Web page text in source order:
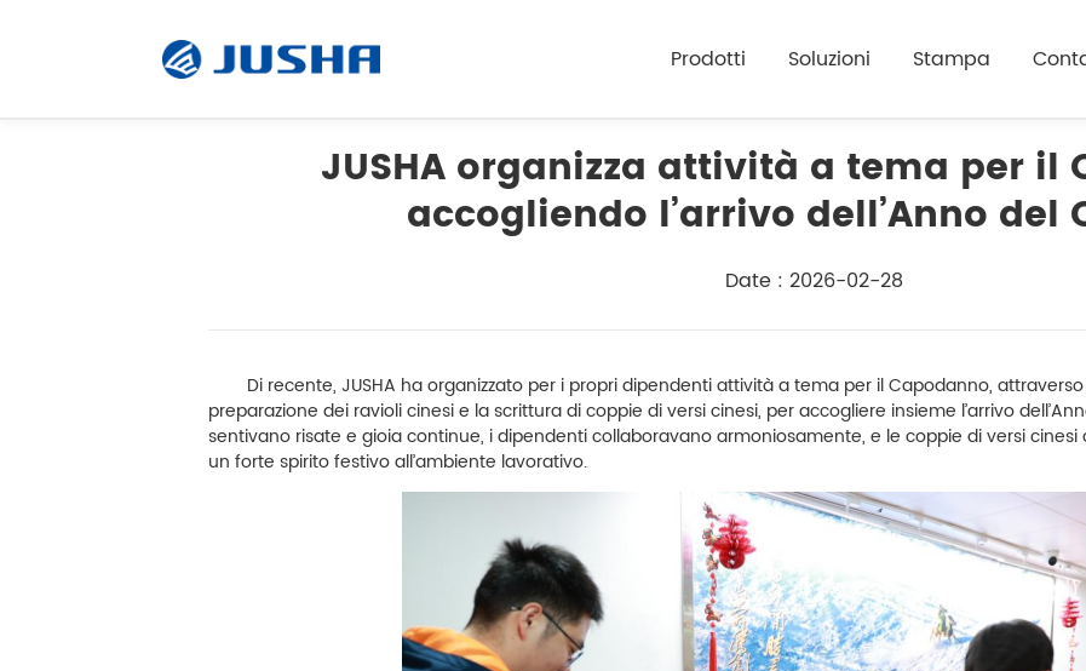
Prodotti Soluzioni Stampa
JUSHA organizza attività a tema per il
accogliendo l’arrivo dell’Anno del
Date : 2026-02-28
Di recente, JUSHA ha organizzato per i propri dipendenti attività a tema per il Capodanno,
preparazione dei ravioli cinesi e la scrittura di coppie di versi cinesi, per accogliere insieme l’arrivo
sentivano risate e gioia continue, i dipendenti collaboravano armoniosamente, e le coppie di versi
un forte spirito festivo all’ambiente lavorativo.